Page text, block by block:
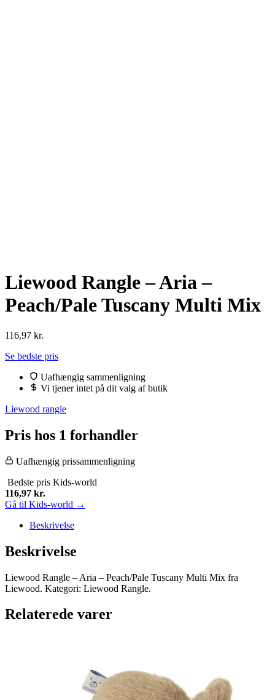
Liewood Rangle – Aria –
Peach/Pale Tuscany Multi Mix
116,97 kr.
Se bedste pris
Uafhængig sammenligning
Vi tjener intet på dit valg af butik
Liewood rangle
Pris hos 1 forhandler
Uafhængig prissammenligning
Bedste pris Kids-world
116,97 kr.
Gå til Kids-world →
Beskrivelse
Beskrivelse
Liewood Rangle – Aria – Peach/Pale Tuscany Multi Mix fra
Liewood. Kategori: Liewood Rangle.
Relaterede varer